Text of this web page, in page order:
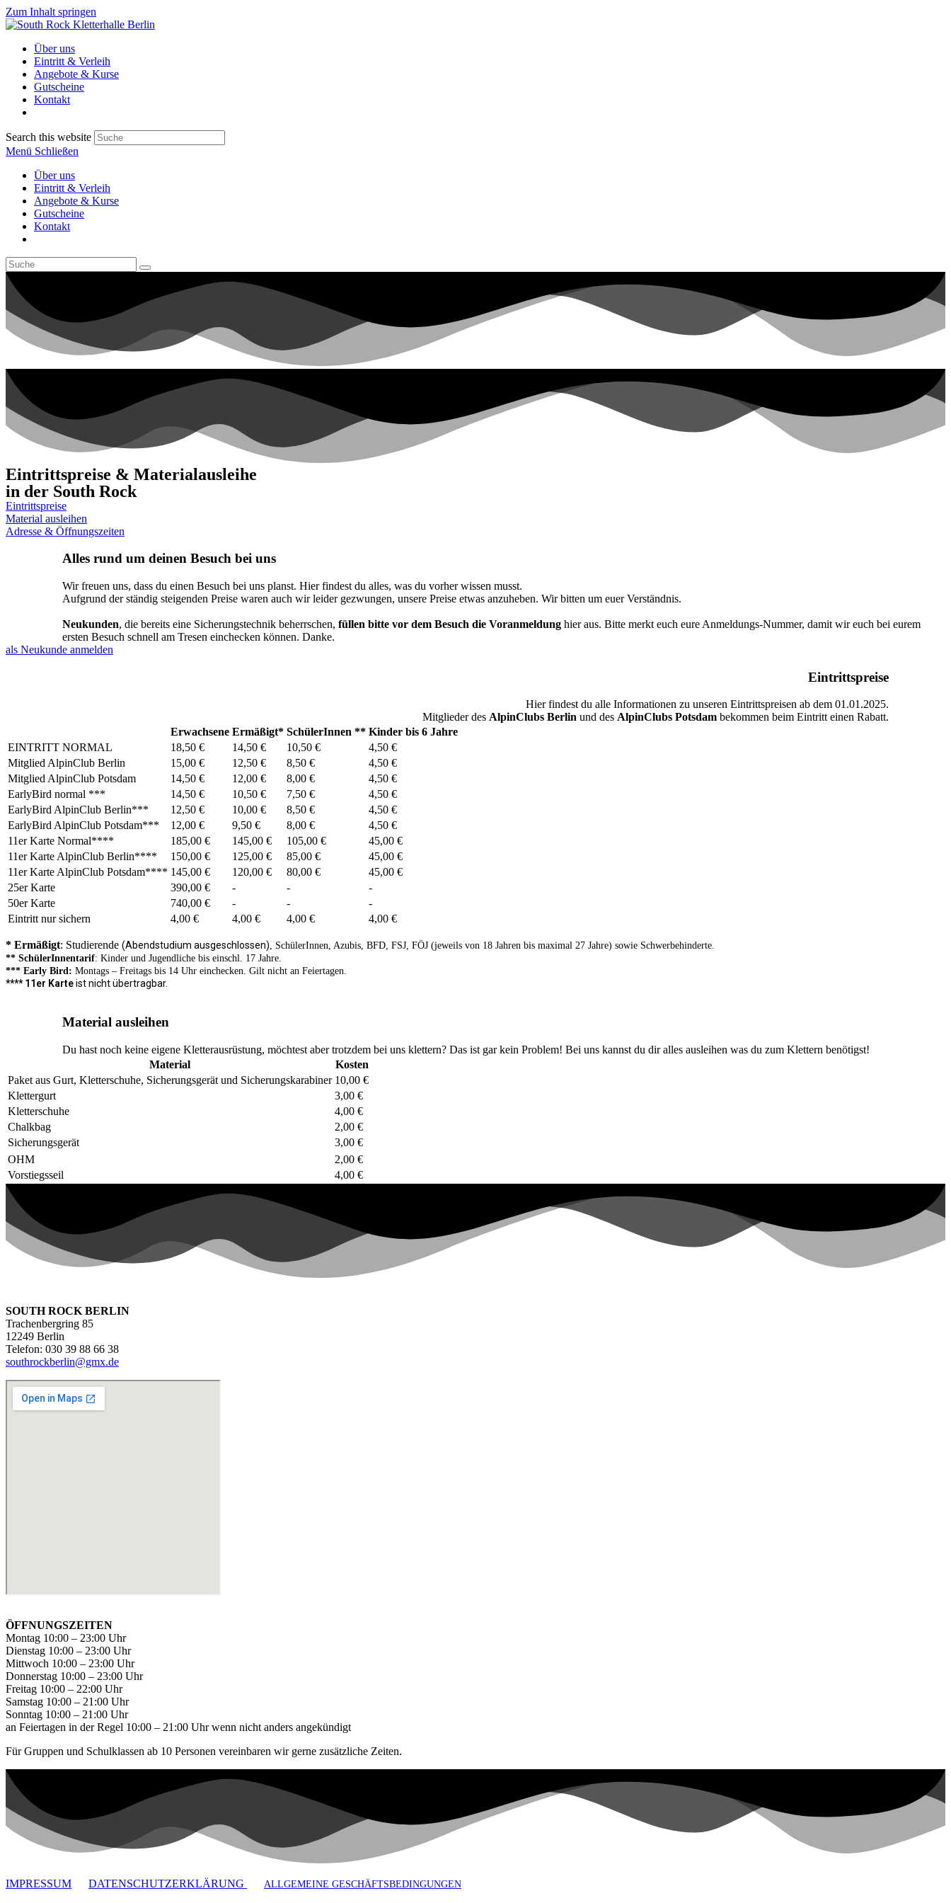
Zum Inhalt springen
Über uns
Eintritt & Verleih
Angebote & Kurse
Gutscheine
Kontakt
Search this website
Menü Schließen
Über uns
Eintritt & Verleih
Angebote & Kurse
Gutscheine
Kontakt
Eintrittspreise & Materialausleihe
in der South Rock
Eintrittspreise
Material ausleihen
Adresse & Öffnungszeiten
Alles rund um deinen Besuch bei uns
Wir freuen uns, dass du einen Besuch bei uns planst. Hier findest du alles, was du vorher wissen musst.
Aufgrund der ständig steigenden Preise waren auch wir leider gezwungen, unsere Preise etwas anzuheben. Wir bitten um euer Verständnis.
Neukunden, die bereits eine Sicherungstechnik beherrschen, füllen bitte vor dem Besuch die Voranmeldung hier aus. Bitte merkt euch eure Anmeldungs-Nummer, damit wir euch bei eurem
ersten Besuch schnell am Tresen einchecken können. Danke.
als Neukunde anmelden
Eintrittspreise
Hier findest du alle Informationen zu unseren Eintrittspreisen ab dem 01.01.2025.
Mitglieder des AlpinClubs Berlin und des AlpinClubs Potsdam bekommen beim Eintritt einen Rabatt.
Erwachsene Ermäßigt* SchülerInnen ** Kinder bis 6 Jahre
EINTRITT NORMAL
18,50 € 14,50 € 10,50 €
4,50 €
Mitglied AlpinClub Berlin
15,00 € 12,50 € 8,50 €
4,50 €
Mitglied AlpinClub Potsdam
14,50 € 12,00 € 8,00 €
4,50 €
EarlyBird normal ***
14,50 € 10,50 € 7,50 €
4,50 €
EarlyBird AlpinClub Berlin***
12,50 € 10,00 € 8,50 €
4,50 €
EarlyBird AlpinClub Potsdam***
12,00 € 9,50 € 8,00 €
4,50 €
11er Karte Normal****
185,00 € 145,00 € 105,00 €
45,00 €
11er Karte AlpinClub Berlin****
150,00 € 125,00 € 85,00 €
45,00 €
11er Karte AlpinClub Potsdam**** 145,00 € 120,00 € 80,00 €
45,00 €
25er Karte
390,00 € - -
-
50er Karte
740,00 € - -
-
Eintritt nur sichern
4,00 € 4,00 € 4,00 € 4,00 €
* Ermäßigt: Studierende (Abendstudium ausgeschlossen), SchülerInnen, Azubis, BFD, FSJ, FÖJ (jeweils von 18 Jahren bis maximal 27 Jahre) sowie Schwerbehinderte.
** SchülerInnentarif: Kinder und Jugendliche bis einschl. 17 Jahre.
*** Early Bird: Montags – Freitags bis 14 Uhr einchecken. Gilt nicht an Fei­ertagen.
**** 11er Karteistnicht übertragbar.
Material ausleihen
Du hast noch keine eigene Kletterausrüstung, möchtest aber trotzdem bei uns klettern? Das ist gar kein Problem! Bei uns kannst du dir alles ausleihen was du zum Klettern benötigst!
Material
Kosten
Paket aus Gurt, Kletterschuhe, Sicherungsgerät und Sicherungskarabiner 10,00 €
Klettergurt
3,00 €
Kletterschuhe
4,00 €
Chalkbag
2,00 €
Sicherungsgerät
3,00 €
OHM
2,00 €
Vorstiegsseil
4,00 €
SOUTH ROCK BERLIN
Trachenbergring 85
12249 Berlin
Telefon: 030 39 88 66 38
southrockberlin@gmx.de
ÖFFNUNGSZEITEN
Montag 10:00 – 23:00 Uhr
Dienstag 10:00 – 23:00 Uhr
Mittwoch 10:00 – 23:00 Uhr
Donnerstag 10:00 – 23:00 Uhr
Freitag 10:00 – 22:00 Uhr
Samstag 10:00 – 21:00 Uhr
Sonntag 10:00 – 21:00 Uhr
an Feiertagen in der Regel 10:00 – 21:00 Uhr wenn nicht anders angekündigt
Für Gruppen und Schulklassen ab 10 Personen vereinbaren wir gerne zusätzliche Zeiten.
IMPRESSUM DATENSCHUTZERKLÄRUNG ALLGEMEINE GESCHÄFTSBEDINGUNGEN